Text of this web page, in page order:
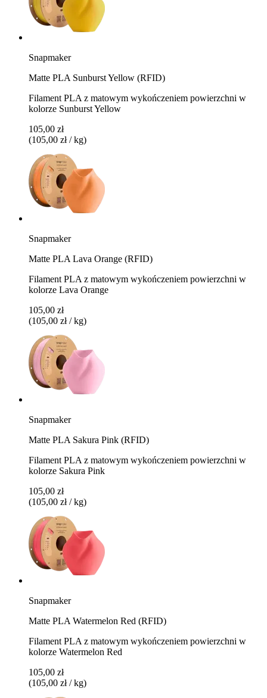
Snapmaker
Matte PLA Sunburst Yellow (RFID)
Filament PLA z matowym wykończeniem powierzchni w
kolorze Sunburst Yellow
105,00 zł
(105,00 zł / kg)
Snapmaker
Matte PLA Lava Orange (RFID)
Filament PLA z matowym wykończeniem powierzchni w
kolorze Lava Orange
105,00 zł
(105,00 zł / kg)
Snapmaker
Matte PLA Sakura Pink (RFID)
Filament PLA z matowym wykończeniem powierzchni w
kolorze Sakura Pink
105,00 zł
(105,00 zł / kg)
Snapmaker
Matte PLA Watermelon Red (RFID)
Filament PLA z matowym wykończeniem powierzchni w
kolorze Watermelon Red
105,00 zł
(105,00 zł / kg)